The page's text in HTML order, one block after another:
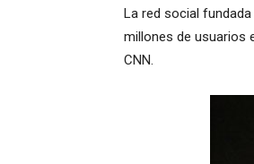
La red social
millones de usuarios
CNN.